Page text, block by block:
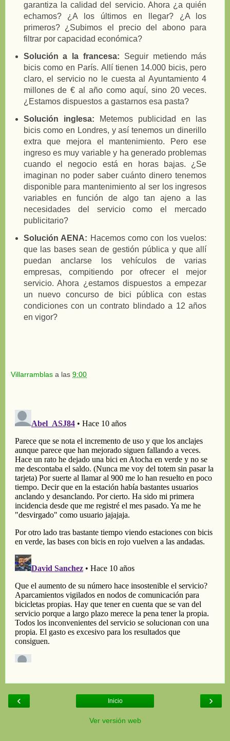
garantiza la calidad del servicio. Ahora ¿a quién
echamos? ¿A los últimos en llegar? ¿A los
primeros? ¿Subimos el precio del abono para
filtrar por capacidad económica?
Solución a la francesa: Seguir metiendo más
bicis como en París. Allí tienen 14.000 bicis, pero
claro, el servicio no le cuesta al Ayuntamiento 4
millones de € al año como aquí, sino 20 veces.
¿Estamos dispuestos a gastarnos esa pasta?
Solución inglesa: Metemos publicidad en las
bicis como en Londres, y así tenemos un dinerillo
extra que mejora el mantenimiento. Pero ese
ingreso es muy variable y ha generado problemas
cuando el negocio está en horas bajas. ¿Se
imaginan no poder saber cuánto dinero tenemos
disponible para mantenimiento al ser los ingresos
variables en función de algo tan ajeno a las
necesidades del servicio como el mercado
publicitario?
Solución AENA: Hacemos como con los vuelos:
que las bases sean de gestión pública y que allí
puedan anclarse los vehículos de varias
empresas, compitiendo por ofrecer el mejor
servicio. Ahora ¿estamos dispuestos a empezar
un nuevo concurso de bici pública con estas
condiciones con un contrato blindado a 12 años
en vigor?
Villarramblas a las 9:00
‹ ›
Inicio
Ver versión web